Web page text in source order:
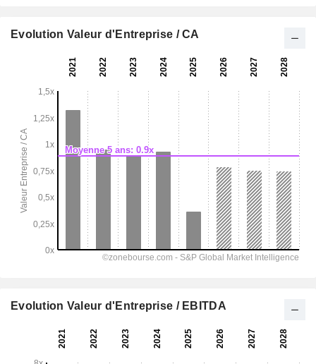
Evolution Valeur d'Entreprise / CA
Evolution Valeur d'Entreprise / EBITDA